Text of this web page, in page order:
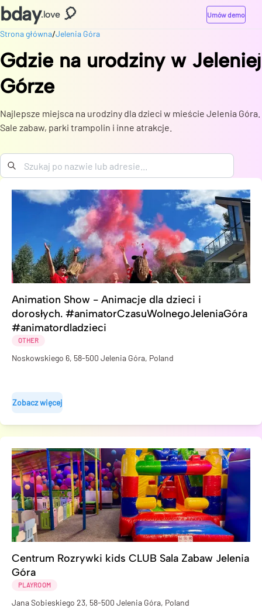
bday.love 🎈 Umów demo
Strona główna/Jelenia Góra
Gdzie na urodziny w Jeleniej
Górze
Najlepsze miejsca na urodziny dla dzieci w mieście Jelenia Góra.
Sale zabaw, parki trampolin i inne atrakcje.
Animation Show - Animacje dla dzieci i
dorosłych. #animatorCzasuWolnegoJeleniaGóra
#animatordladzieci
OTHER
Noskowskiego 6, 58-500 Jelenia Góra, Poland
Zobacz więcej
Centrum Rozrywki kids CLUB Sala Zabaw Jelenia
Góra
PLAYROOM
Jana Sobieskiego 23, 58-500 Jelenia Góra, Poland